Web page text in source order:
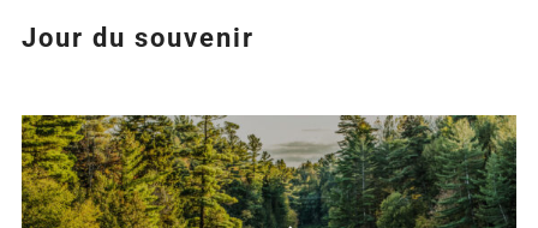
Jour du souvenir
Agrandir
l&apos;image